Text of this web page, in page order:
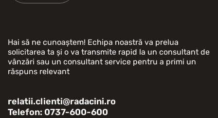
Hai să ne cunoaștem! Echipa noastră va prelua
solicitarea ta și o va transmite rapid la un consultant de
vânzări sau un consultant service pentru a primi un
răspuns relevant
relatii.clienti@radacini.ro
Telefon: 0737-600-600